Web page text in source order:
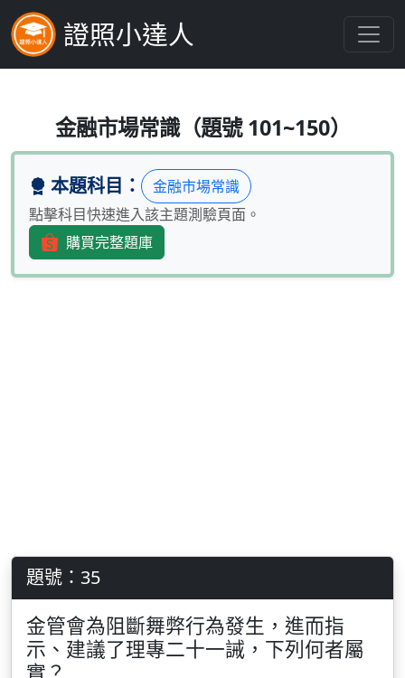
證照小達人
金管會為阻斷舞弊行為發生，
金融市場常識（題號 101~150）
本題科目：
金融市場常識
點擊科目快速進入該主題測驗頁面。
購買完整題庫
題號：35
金管會為阻斷舞弊行為發生，進而指
示、建議了理專二十一誡，下列何者屬
實？